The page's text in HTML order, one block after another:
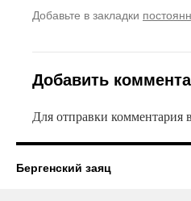
Добавьте в закладки
Добавить
Для отправки комментария
Бергенский заяц